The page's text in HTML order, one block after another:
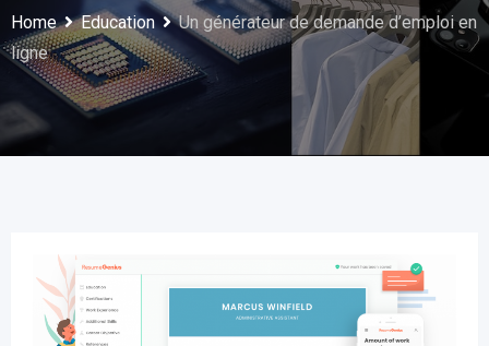
Home Education
Un générateur de demande d’emploi en
ligne